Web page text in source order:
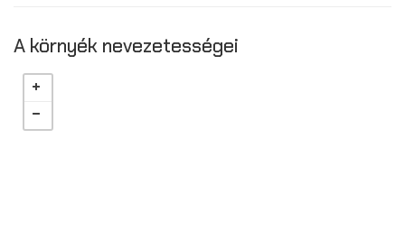
A környék nevezetességei